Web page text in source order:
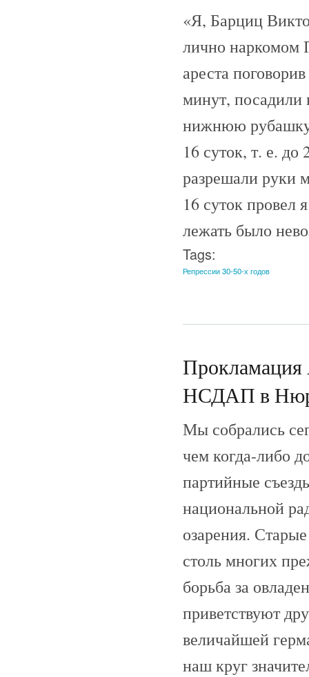
«Я, Барциц
лично наркомом
ареста
минут, посадили
нижнюю
16 суток, т. е.
разрешали руки
16 суток провел
лежать было
Tags:
Репрессии 30-50-х годов
Прокламация
НСДАП в
Мы собрались
чем когда-либо
партийные
национальной
озарения.
столь многих
борьба за
приветствуют
величайшей
наш круг